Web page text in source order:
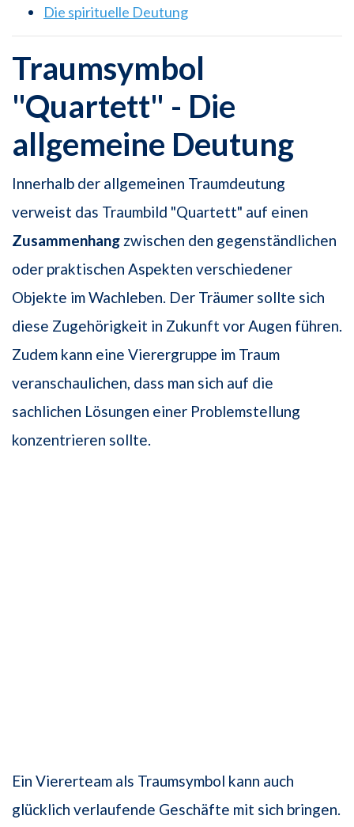
Die spirituelle Deutung
Traumsymbol
"Quartett" - Die
allgemeine Deutung
Innerhalb der allgemeinen Traumdeutung
verweist das Traumbild "Quartett" auf einen
Zusammenhang zwischen den gegenständlichen
oder praktischen Aspekten verschiedener
Objekte im Wachleben. Der Träumer sollte sich
diese Zugehörigkeit in Zukunft vor Augen führen.
Zudem kann eine Vierergruppe im Traum
veranschaulichen, dass man sich auf die
sachlichen Lösungen einer Problemstellung
konzentrieren sollte.
Ein Viererteam als Traumsymbol kann auch
glücklich verlaufende Geschäfte mit sich bringen.